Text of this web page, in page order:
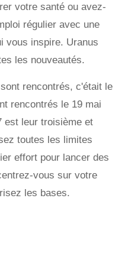
votre santé ou avez-
régulier avec une
vous inspire. Uranus
les nouveautés.
rencontrés, c'était le
rencontrés le 19 mai
est leur troisième et
toutes les limites
effort pour lancer des
vous sur votre
les bases.